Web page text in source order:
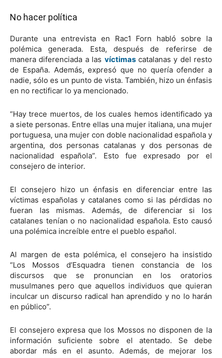
No hacer política
Durante una entrevista en Rac1 Forn habló sobre la
polémica generada. Esta, después de referirse de
manera diferenciada a las víctimascatalanas y del resto
de España. Además, expresó que no quería ofender a
nadie, sólo es un punto de vista. También, hizo un énfasis
en no rectificar lo ya mencionado.
“Hay trece muertos, de los cuales hemos identificado ya
a siete personas. Entre ellas una mujer italiana, una mujer
portuguesa, una mujer con doble nacionalidad española y
argentina, dos personas catalanas y dos personas de
nacionalidad española”. Esto fue expresado por el
consejero de interior.
El consejero hizo un énfasis en diferenciar entre las
víctimas españolas y catalanes como si las pérdidas no
fueran las mismas. Además, de diferenciar si los
catalanes tenían o no nacionalidad española. Esto causó
una polémica increíble entre el pueblo español.
Al margen de esta polémica, el consejero ha insistido
“Los Mossos d’Esquadra tienen constancia de los
discursos que se pronuncian en los oratorios
musulmanes pero que aquellos individuos que quieran
inculcar un discurso radical han aprendido y no lo harán
en público”.
El consejero expresa que los Mossos no disponen de la
información suficiente sobre el atentado. Se debe
abordar más en el asunto. Además, de mejorar los